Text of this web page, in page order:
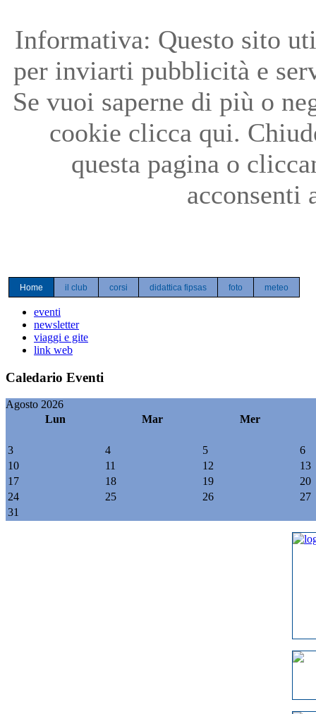
Informativa: Questo sito
per inviarti pubblicità e
Se vuoi saperne di più o
cookie clicca qui.
questa pagina o
acconsenti
Home il club corsi didattica fipsas foto meteo
eventi
newsletter
viaggi e gite
link web
Caledario Eventi
Agosto 2026
Lun
Mar Mer
3 4 5
6
10
11 12
13
17
18 19
20
24
25 26
27
31